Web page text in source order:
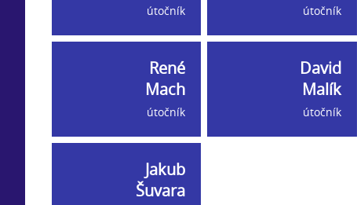
útočník útočník
René
Mach
útočník
David
Malík
útočník
Jakub
Šuvara